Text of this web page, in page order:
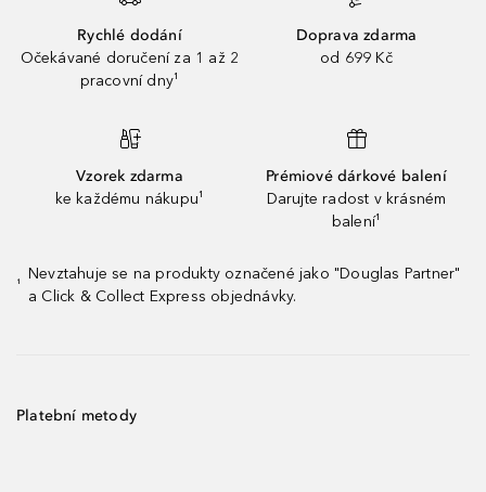
Rychlé dodání
Očekávané doručení za 1 až 2
pracovní dny¹
Doprava zdarma
od 699 Kč
Vzorek zdarma
ke každému nákupu¹
Prémiové dárkové balení
Darujte radost v krásném
balení¹
¹
Nevztahuje se na produkty označené jako "Douglas Partner"
a Click & Collect Express objednávky.
Platební metody